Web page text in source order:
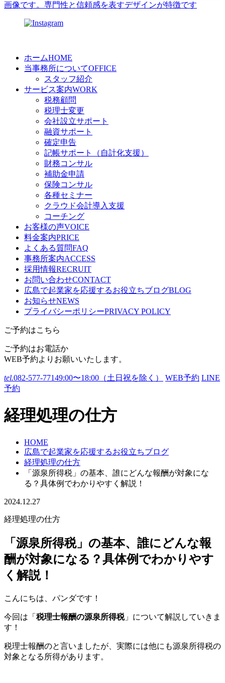
ホームHOME
当事務所についてOFFICE
スタッフ紹介
サービス案内WORK
税務顧問
税理士変更
会社設立サポート
融資サポート
確定申告
記帳サポート（自計化支援）
財務コンサル
補助金申請
保険コンサル
各種セミナー
クラウド会計導入支援
コーチング
お客様の声VOICE
料金案内PRICE
よくある質問FAQ
事務所案内ACCESS
採用情報RECRUIT
お問い合わせCONTACT
広島で起業家を応援するお役立ちブログBLOG
お知らせNEWS
プライバシーポリシーPRIVACY POLICY
ご予約はこちら
ご予約はお電話か
WEB予約よりお願いいたします。
tel.082-577-77149:00〜18:00（土日祝を除く） WEB予約 LINE
予約
経理処理の仕方
HOME
広島で起業家を応援するお役立ちブログ
経理処理の仕方
「源泉所得税」の基本、誰にどんな報酬が対象にな
る？具体例でわかりやすく解説！
2024.12.27
経理処理の仕方
「源泉所得税」の基本、誰にどんな報
酬が対象になる？具体例でわかりやす
く解説！
こんにちは、パンダです！
今回は「 税理士報酬の源泉所得税」について解説していきま
す！
税理士報酬のと言いましたが、実際には他にも源泉所得税の
対象となる所得があります。